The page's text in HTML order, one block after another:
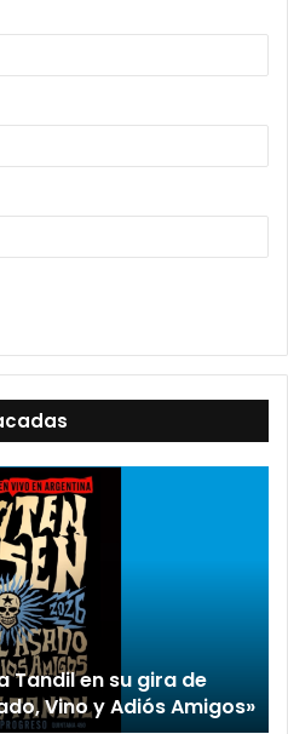
con un elenco de lujo
Spregelburd y